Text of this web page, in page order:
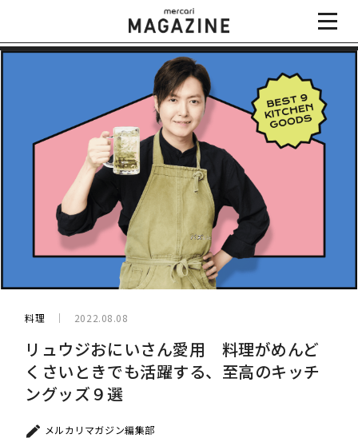
料理 2022.08.08
リュウジおにいさん愛用 料理がめんど
くさいときでも活躍する、至高のキッチ
ングッズ９選
メルカリマガジン編集部